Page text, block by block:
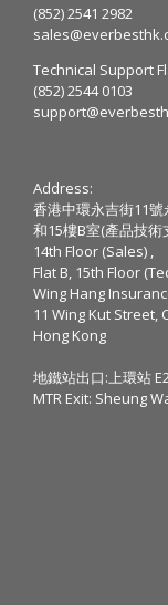
(852) 2541 2982
Technical Support
(852) 2544 0103
Address:
香港中環永吉街11
和15樓B室(產品技術
14th Floor (Sales) ,
Flat B, 15th Floor
Wing Hang
11 Wing Kut Street,
Hong Kong
地鐵站出口:上環站
MTR Exit: Sheung